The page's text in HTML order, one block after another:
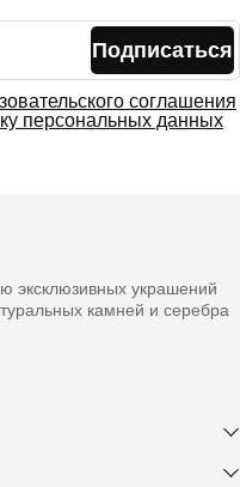
Подписаться
соглашения
персональных данных
эксклюзивных украшений
камней и серебра